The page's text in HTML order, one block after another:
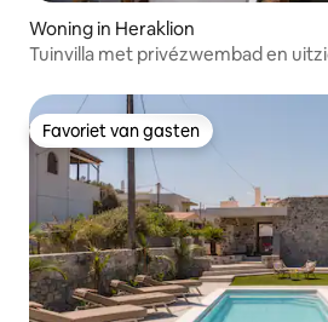
Woning in Heraklion
Tuinvilla met privézwembad en
Favoriet van gasten
Favoriet van gasten